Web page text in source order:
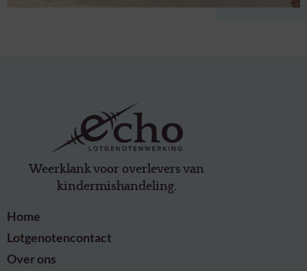
Weerklank voor overlevers van
kindermishandeling.
Home
Lotgenotencontact
Over ons